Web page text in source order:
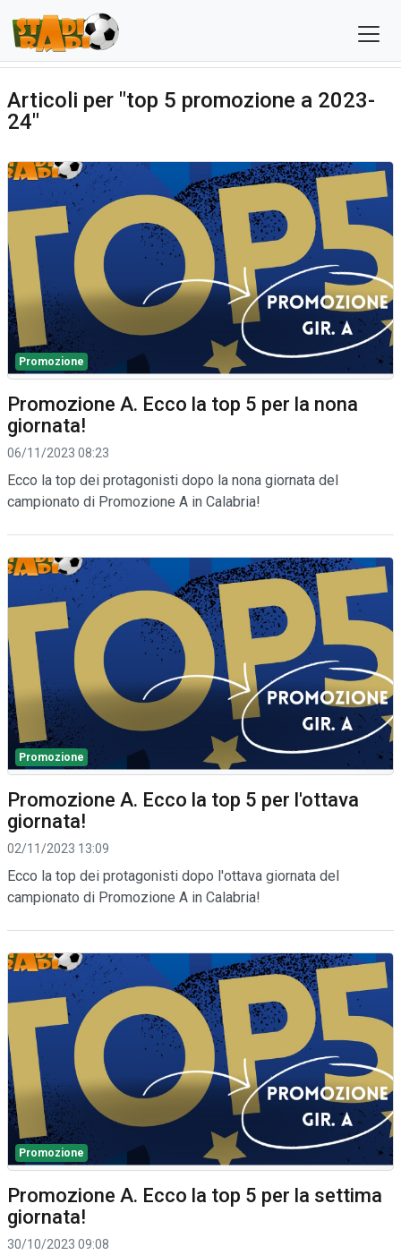
Articoli per "top 5 promozione a 2023-
24"
Promozione
Promozione A. Ecco la top 5 per la nona
giornata!
06/11/2023 08:23
Ecco la top dei protagonisti dopo la nona giornata del
campionato di Promozione A in Calabria!
Promozione
Promozione A. Ecco la top 5 per l'ottava
giornata!
02/11/2023 13:09
Ecco la top dei protagonisti dopo l'ottava giornata del
campionato di Promozione A in Calabria!
Promozione
Promozione A. Ecco la top 5 per la settima
giornata!
30/10/2023 09:08